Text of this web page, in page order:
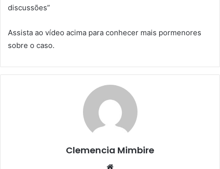
discussões”
Assista ao vídeo acima para conhecer mais pormenores
sobre o caso.
Clemencia Mimbire
Website